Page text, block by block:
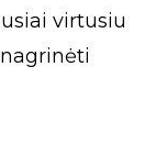
virtusiu